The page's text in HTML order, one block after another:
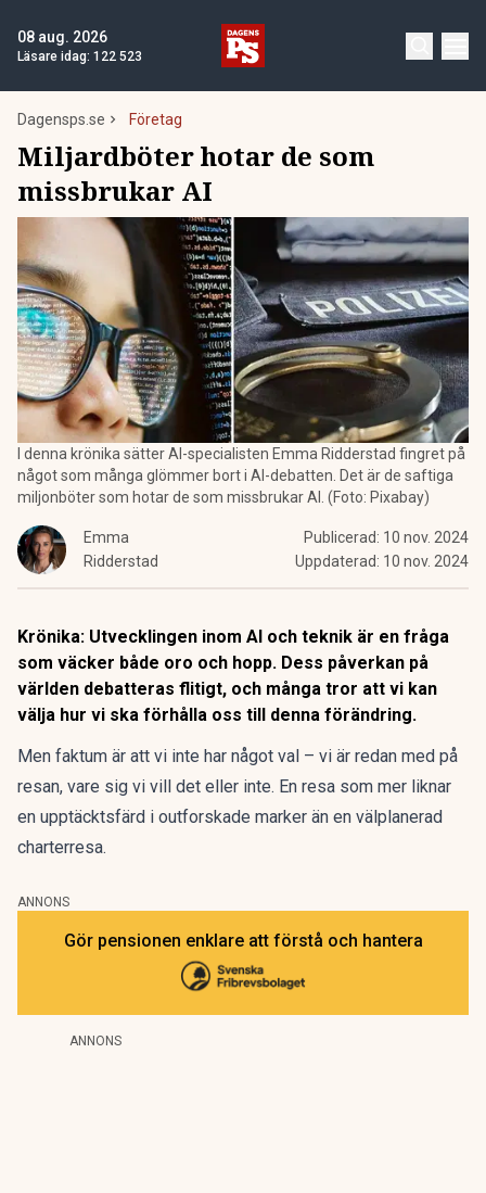
08 aug. 2026
Läsare idag: 122 523
Dagensps.se Företag
Miljardböter hotar de som
missbrukar AI
I denna krönika sätter AI-specialisten Emma Ridderstad fingret på
något som många glömmer bort i AI-debatten. Det är de saftiga
miljonböter som hotar de som missbrukar AI. (Foto: Pixabay)
Emma
Ridderstad
Publicerad: 10 nov. 2024
Uppdaterad: 10 nov. 2024
Krönika: Utvecklingen inom AI och teknik är en fråga
som väcker både oro och hopp. Dess påverkan på
världen debatteras flitigt, och många tror att vi kan
välja hur vi ska förhålla oss till denna förändring.
Men faktum är att vi inte har något val – vi är redan med på
resan, vare sig vi vill det eller inte. En resa som mer liknar
en upptäcktsfärd i outforskade marker än en välplanerad
charterresa.
ANNONS
Gör pensionen enklare att förstå och hantera
ANNONS